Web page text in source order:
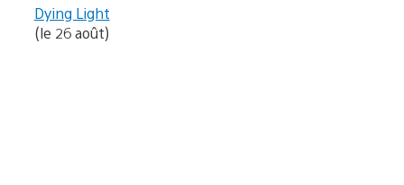
Dying Light
(le 26 août)